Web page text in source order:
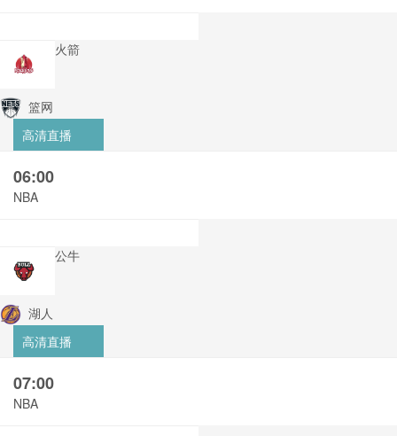
火箭
篮网
高清直播
06:00
NBA
公牛
湖人
高清直播
07:00
NBA